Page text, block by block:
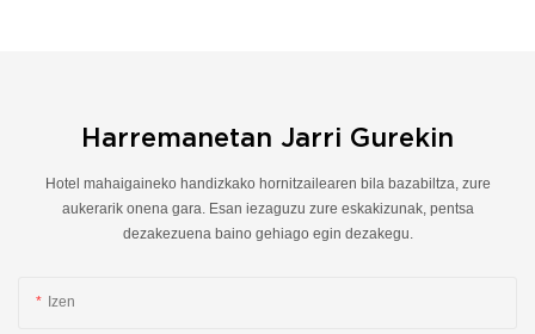
Harremanetan Jarri Gurekin
Hotel mahaigaineko handizkako hornitzailearen bila bazabiltza, zure
aukerarik onena gara. Esan iezaguzu zure eskakizunak, pentsa
dezakezuena baino gehiago egin dezakegu.
Izen